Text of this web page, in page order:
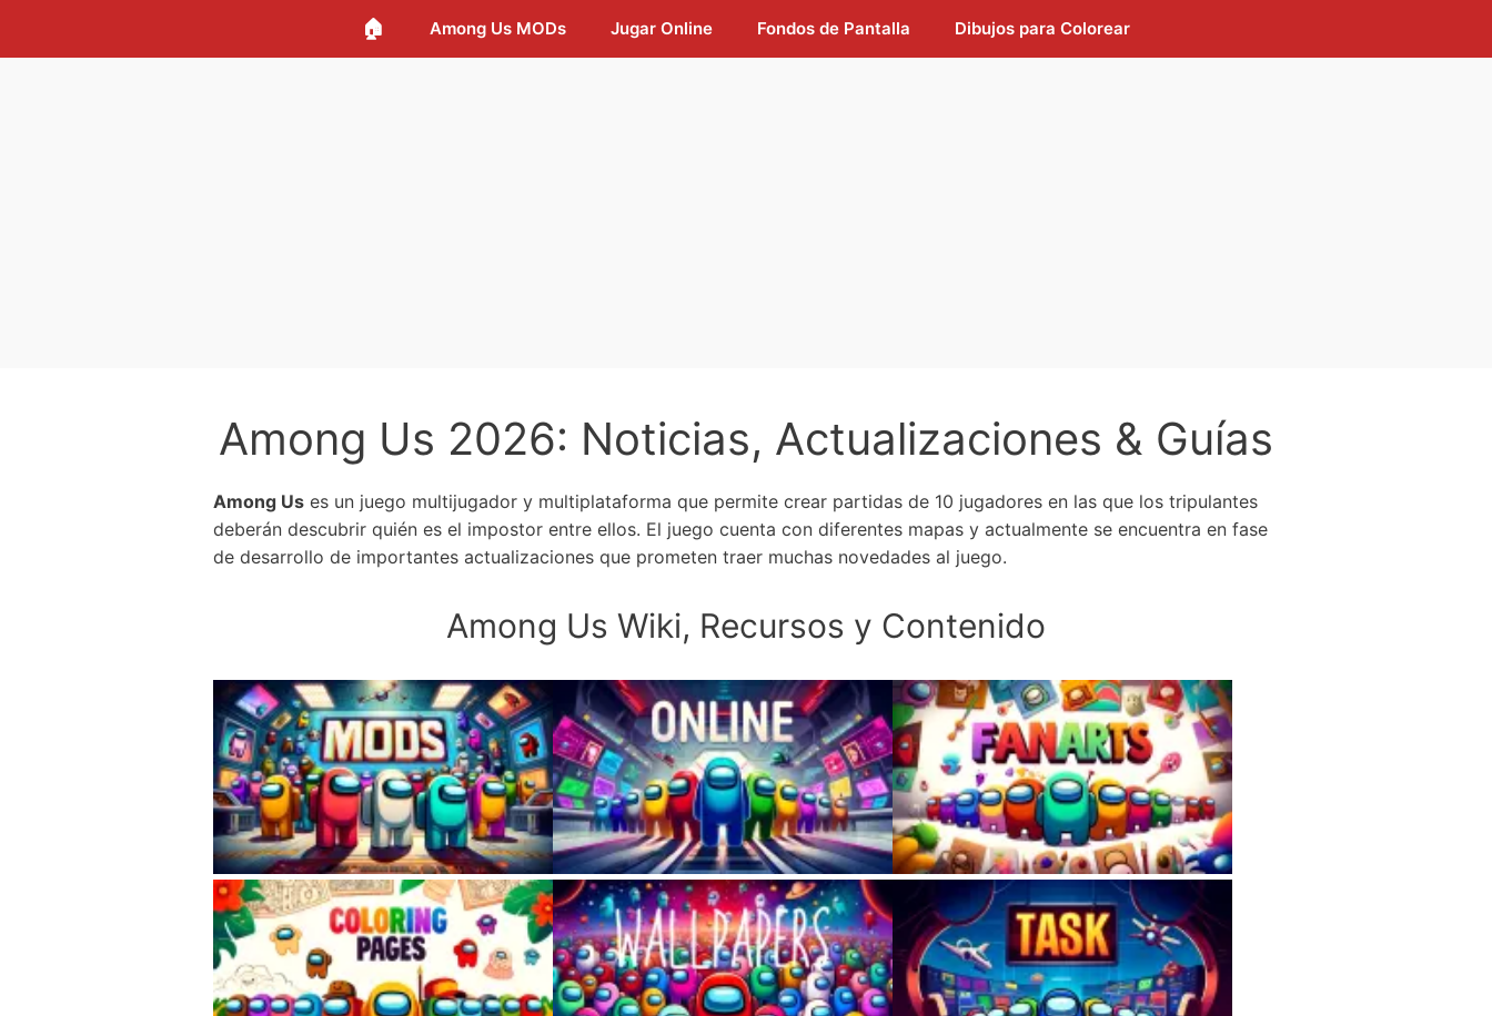
🏠 Among Us MODs Jugar Online Fondos de Pantalla Dibujos para Colorear
Among Us 2026: Noticias, Actualizaciones & Guías
Among Us es un juego multijugador y multiplataforma que permite crear partidas de 10 jugadores en las que los tripulantes
deberán descubrir quién es el impostor entre ellos. El juego cuenta con diferentes mapas y actualmente se encuentra en fase
de desarrollo de importantes actualizaciones que prometen traer muchas novedades al juego.
Among Us Wiki, Recursos y Contenido